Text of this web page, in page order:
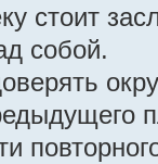
стоит
собой.